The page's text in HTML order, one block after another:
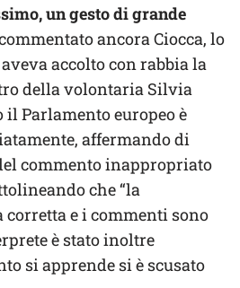
un gesto di grande
ancora Ciocca, lo
accolto con rabbia la
della volontaria Silvia
Parlamento europeo è
affermando di
commento inappropriato
che “la
corretta e i commenti sono
è stato inoltre
si apprende si è scusato